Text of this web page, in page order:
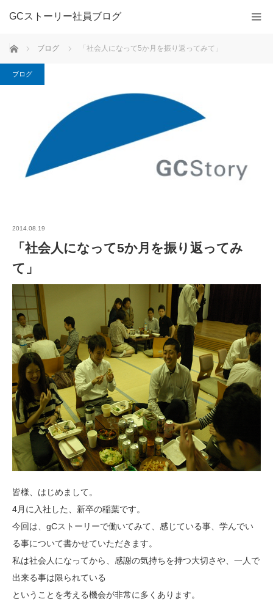
GCストーリー社員ブログ
ホーム ブログ 「社会人になって5か月を振り返ってみて」
ブログ
2014.08.19
「社会人になって5か月を振り返ってみ
て」
皆様、はじめまして。
4月に入社した、新卒の稲葉です。
今回は、gCストーリーで働いてみて、感じている事、学んでい
る事について書かせていただきます。
私は社会人になってから、感謝の気持ちを持つ大切さや、一人で
出来る事は限られている
ということを考える機会が非常に多くあります。